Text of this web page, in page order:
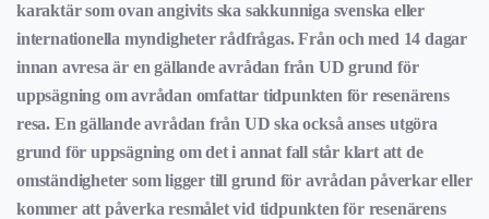
karaktär som ovan angivits ska sakkunniga svenska eller
internationella myndigheter rådfrågas. Från och med 14 dagar
innan avresa är en gällande avrådan från UD grund för
uppsägning om avrådan omfattar tidpunkten för resenärens
resa. En gällande avrådan från UD ska också anses utgöra
grund för uppsägning om det i annat fall står klart att de
omständigheter som ligger till grund för avrådan påverkar eller
kommer att påverka resmålet vid tidpunkten för resenärens